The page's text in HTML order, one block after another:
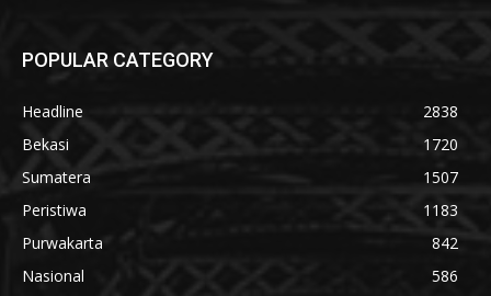
POPULAR CATEGORY
Headline
2838
Bekasi
1720
Sumatera
1507
Peristiwa
1183
Purwakarta
842
Nasional
586